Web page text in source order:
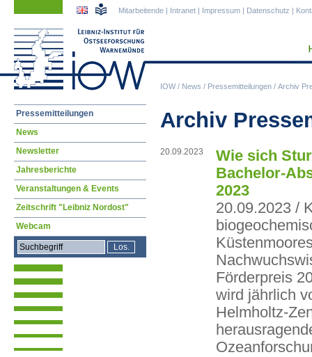
IOW/ News / Pressemitteilungen / Archiv
Mitarbeitende | Intranet | Impressum | Datenschutz |
Archiv
20.09.2023
Wie sich
Bachelor-
2023
20.09.2023 /
Förderpreis
wird jährlich
Helmholtz-
Navigation
Pressemitteilungen
News
Newsletter
Jahresberichte
Veranstaltungen & Events
Zeitschrift "Leibniz Nordost"
Webcam